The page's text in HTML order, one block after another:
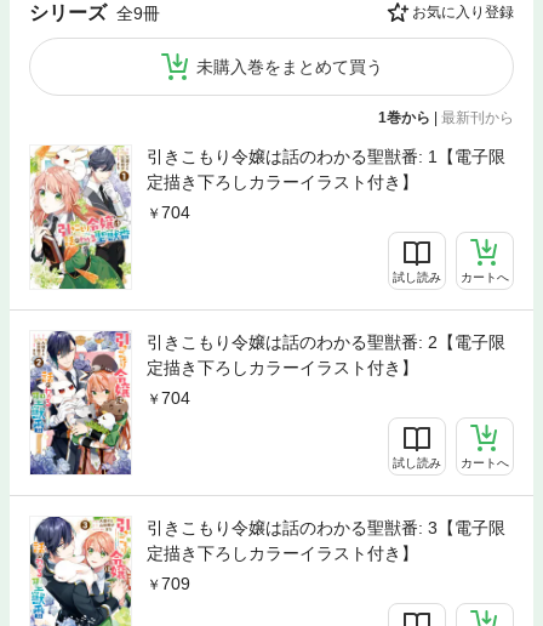
シリーズ 全9冊 お気に入り登録
未購入巻をまとめて買う
1巻から | 最新刊から
引きこもり令嬢は話のわかる聖獣番: 1【電子限
定描き下ろしカラーイラスト付き】
704
試し読み カートへ
引きこもり令嬢は話のわかる聖獣番: 2【電子限
定描き下ろしカラーイラスト付き】
704
試し読み カートへ
引きこもり令嬢は話のわかる聖獣番: 3【電子限
定描き下ろしカラーイラスト付き】
709